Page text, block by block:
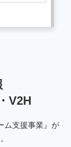
V2H
ム支援事業』が